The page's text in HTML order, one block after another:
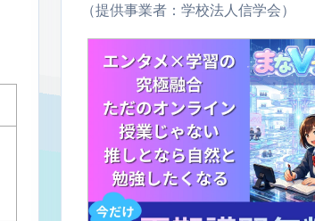
（提供事業者：学校法人信学会）